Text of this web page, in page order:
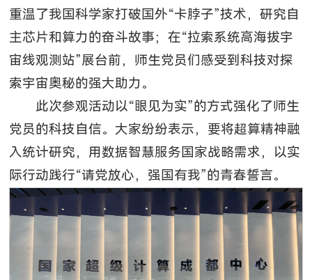
重温了我国科学家打破国外“卡脖子”技术，研究自
主芯片和算力的奋斗故事；在“拉索系统高海拔宇
宙线观测站”展台前，师生党员们感受到科技对探
索宇宙奥秘的强大助力。
此次参观活动以“眼见为实”的方式强化了师生
党员的科技自信。大家纷纷表示，要将超算精神融
入统计研究，用数据智慧服务国家战略需求，以实
际行动践行“请党放心，强国有我”的青春誓言。